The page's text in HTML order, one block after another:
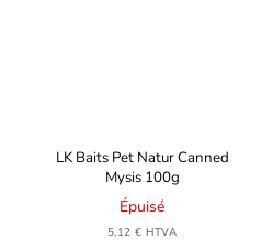
LK Baits Pet Natur Canned
Mysis 100g
Épuisé
5,12 € HTVA